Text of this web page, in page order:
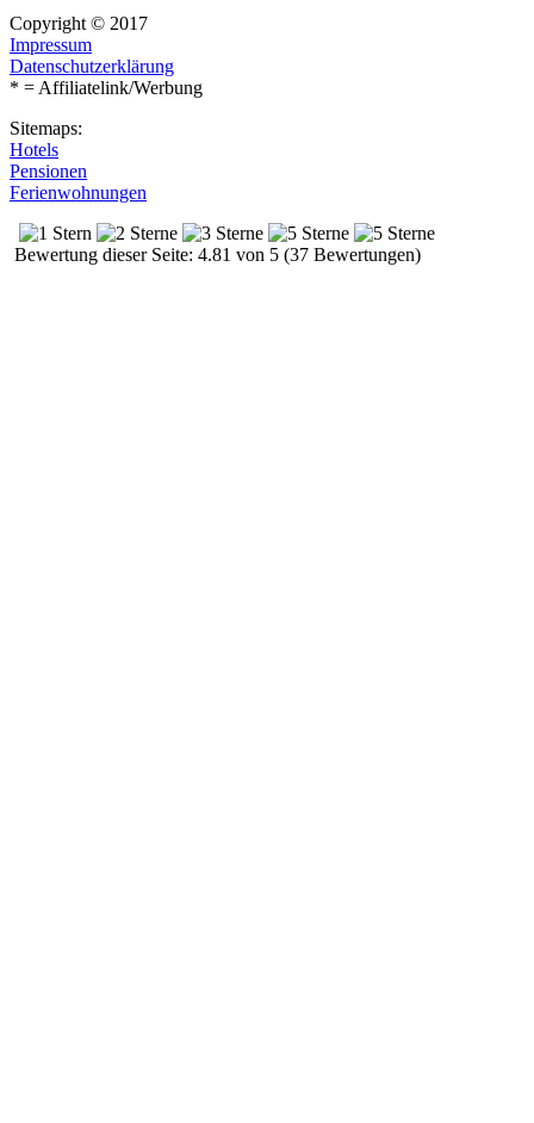
Copyright © 2017
Impressum
Datenschutzerklärung
* = Affiliatelink/Werbung
Sitemaps:
Hotels
Pensionen
Ferienwohnungen
Bewertung dieser Seite: 4.81 von 5 (37 Bewertungen)